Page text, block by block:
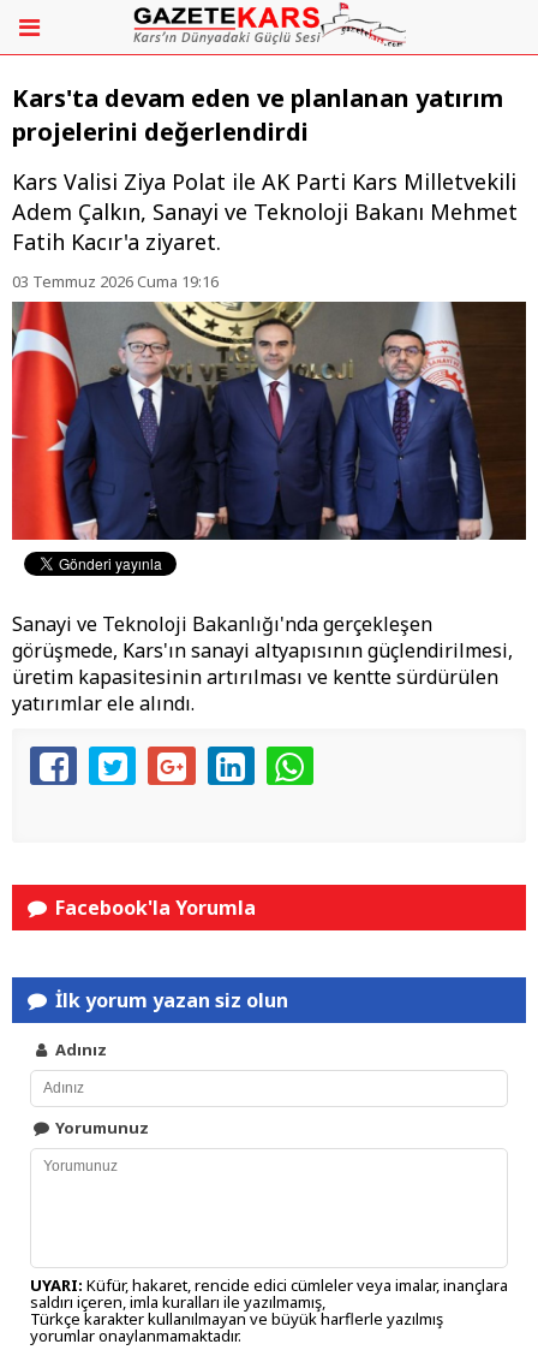
Kars'ta devam eden ve planlanan yatırım
projelerini değerlendirdi
Kars Valisi Ziya Polat ile AK Parti Kars Milletvekili
Adem Çalkın, Sanayi ve Teknoloji Bakanı Mehmet
Fatih Kacır'a ziyaret.
03 Temmuz 2026 Cuma 19:16
Sanayi ve Teknoloji Bakanlığı'nda gerçekleşen
görüşmede, Kars'ın sanayi altyapısının güçlendirilmesi,
üretim kapasitesinin artırılması ve kentte sürdürülen
yatırımlar ele alındı.
Facebook'la Yorumla
İlk yorum yazan siz olun
Adınız
Yorumunuz
UYARI: Küfür, hakaret, rencide edici cümleler veya imalar, inançlara
saldırı içeren, imla kuralları ile yazılmamış,
Türkçe karakter kullanılmayan ve büyük harflerle yazılmış
yorumlar onaylanmamaktadır.